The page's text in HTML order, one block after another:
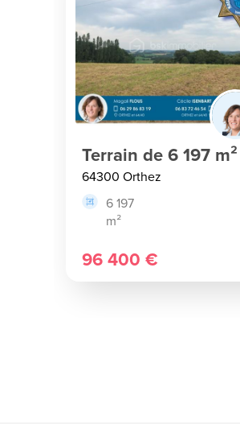
Terrain de 6 197 m²
64300 Orthez
6 197
m²
96 400 €